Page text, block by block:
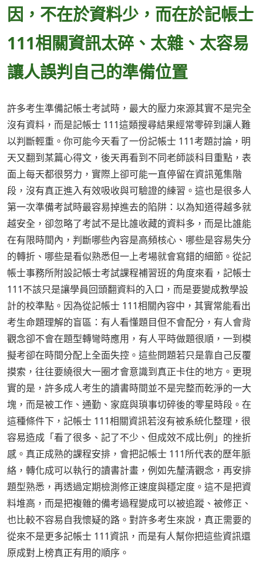
因，不在於資料少，而在於記帳士
111相關資訊太碎、太雜、太容易
讓人誤判自己的準備位置
許多考生準備記帳士考試時，最大的壓力來源其實不是完全
沒有資料，而是記帳士 111這類搜尋結果經常零碎到讓人難
以判斷輕重。你可能今天看了一份記帳士 111考題討論，明
天又翻到某篇心得文，後天再看到不同老師談科目重點，表
面上每天都很努力，實際上卻可能一直停留在資訊蒐集階
段，沒有真正進入有效吸收與可驗證的練習。這也是很多人
第一次準備考試時最容易掉進去的陷阱：以為知道得越多就
越安全，卻忽略了考試不是比誰收藏的資料多，而是比誰能
在有限時間內，判斷哪些內容是高頻核心、哪些是容易失分
的轉折、哪些是看似熟悉但一上考場就會寫錯的細節。從記
帳士事務所附設記帳士考試課程補習班的角度來看，記帳士
111不該只是讓學員回頭翻資料的入口，而是要變成教學設
計的校準點。因為從記帳士 111相關內容中，其實常能看出
考生命題理解的盲區：有人看懂題目但不會配分，有人會背
觀念卻不會在題型轉彎時應用，有人平時做題很順，一到模
擬考卻在時間分配上全面失控。這些問題若只是靠自己反覆
摸索，往往要繞很大一圈才會意識到真正卡住的地方。更現
實的是，許多成人考生的讀書時間並不是完整而乾淨的一大
塊，而是被工作、通勤、家庭與瑣事切碎後的零星時段。在
這種條件下，記帳士 111相關資訊若沒有被系統化整理，很
容易造成「看了很多、記了不少、但成效不成比例」的挫折
感。真正成熟的課程安排，會把記帳士 111所代表的歷年脈
絡，轉化成可以執行的讀書計畫，例如先釐清觀念，再安排
題型熟悉，再透過定期檢測修正速度與穩定度。這不是把資
料堆高，而是把複雜的備考過程變成可以被追蹤、被修正、
也比較不容易自我懷疑的路。對許多考生來說，真正需要的
從來不是更多記帳士 111資訊，而是有人幫你把這些資訊還
原成對上榜真正有用的順序。